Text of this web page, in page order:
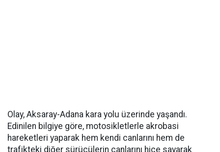
Olay, Aksaray-Adana kara yolu üzerinde yaşandı.
Edinilen bilgiye göre, motosikletlerle akrobasi
hareketleri yaparak hem kendi canlarını hem de
trafikteki diğer sürücülerin canlarını hiçe sayarak